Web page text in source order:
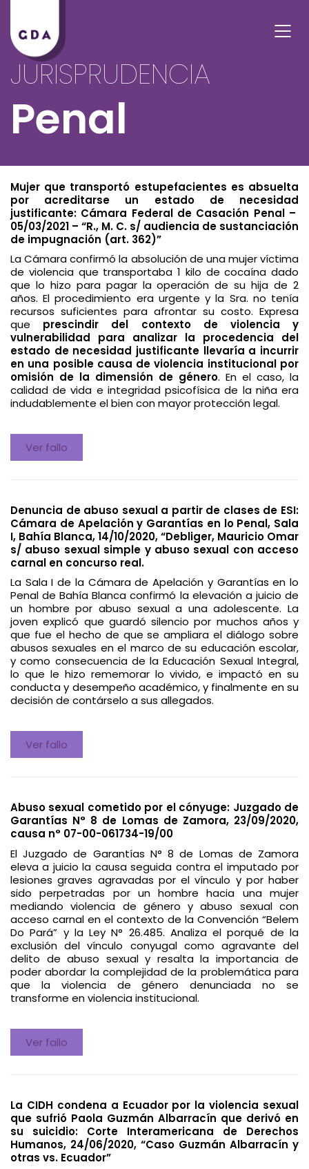
JURISPRUDENCIA
Penal
Mujer que transportó estupefacientes es absuelta
por acreditarse un estado de necesidad
justificante: Cámara Federal de Casación Penal –
05/03/2021 – “R., M. C. s/ audiencia de sustanciación
de impugnación (art. 362)”
La Cámara confirmó la absolución de una mujer víctima
de violencia que transportaba 1 kilo de cocaína dado
que lo hizo para pagar la operación de su hija de 2
años. El procedimiento era urgente y la Sra. no tenía
recursos suficientes para afrontar su costo. Expresa
que prescindir del contexto de violencia y
vulnerabilidad para analizar la procedencia del
estado de necesidad justificante llevaría a incurrir
en una posible causa de violencia institucional por
omisión de la dimensión de género. En el caso, la
calidad de vida e integridad psicofísica de la niña era
indudablemente el bien con mayor protección legal.
Ver fallo
Denuncia de abuso sexual a partir de clases de ESI:
Cámara de Apelación y Garantías en lo Penal, Sala
I, Bahía Blanca, 14/10/2020, “Debliger, Mauricio Omar
s/ abuso sexual simple y abuso sexual con acceso
carnal en concurso real.
La Sala I de la Cámara de Apelación y Garantías en lo
Penal de Bahía Blanca confirmó la elevación a juicio de
un hombre por abuso sexual a una adolescente. La
joven explicó que guardó silencio por muchos años y
que fue el hecho de que se ampliara el diálogo sobre
abusos sexuales en el marco de su educación escolar,
y como consecuencia de la Educación Sexual Integral,
lo que le hizo rememorar lo vivido, e impactó en su
conducta y desempeño académico, y finalmente en su
decisión de contárselo a sus allegados.
Ver fallo
Abuso sexual cometido por el cónyuge: Juzgado de
Garantías N° 8 de Lomas de Zamora, 23/09/2020,
causa n° 07-00-061734-19/00
El Juzgado de Garantías N° 8 de Lomas de Zamora
eleva a juicio la causa seguida contra el imputado por
lesiones graves agravadas por el vínculo y por haber
sido perpetradas por un hombre hacia una mujer
mediando violencia de género y abuso sexual con
acceso carnal en el contexto de la Convención “Belem
Do Pará” y la Ley N° 26.485. Analiza el porqué de la
exclusión del vínculo conyugal como agravante del
delito de abuso sexual y resalta la importancia de
poder abordar la complejidad de la problemática para
que la violencia de género denunciada no se
transforme en violencia institucional.
Ver fallo
La CIDH condena a Ecuador por la violencia sexual
que sufrió Paola Guzmán Albarracín que derivó en
su suicidio: Corte Interamericana de Derechos
Humanos, 24/06/2020, “Caso Guzmán Albarracín y
otras vs. Ecuador”